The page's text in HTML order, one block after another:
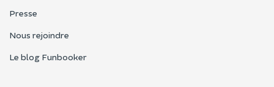
Presse
Nous rejoindre
Le blog Funbooker